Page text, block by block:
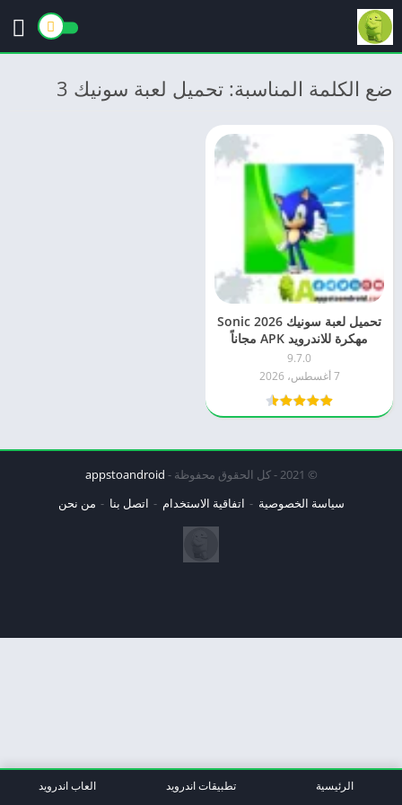
ضع الكلمة المناسبة: تحميل لعبة سونيك 3
تحميل لعبة سونيك 2026 Sonic
مهكرة للاندرويد APK مجاناً
9.7.0
7 أغسطس، 2026
© 2021 - كل الحقوق محفوظة -
appstoandroid
سياسة الخصوصية
اتفاقية الاستخدام اتصل بنا من نحن
الرئيسية تطبيقات اندرويد العاب اندرويد